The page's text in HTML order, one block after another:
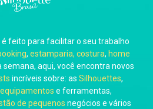
Pessoa
é feito para facilitar o seu trabalho
, estamparia, costura, home
semana, aqui, você encontra novos
incríveis sobre: as Silhouettes,
e ferramentas,
de pequenos negócios e vários